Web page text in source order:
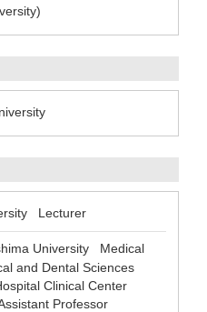
Lecturer
University Medical
and Dental Sciences
Clinical Center
Professor